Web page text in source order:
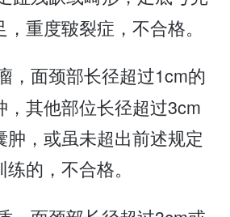
重度皲裂症，不合格。
，面颈部长径超过1cm的
，其他部位长径超过3cm
肿，或虽未超出前述规定
的，不合格。